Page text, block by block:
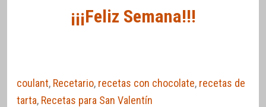
¡¡¡Feliz Semana!!!
coulant, Recetario, recetas con chocolate, recetas de
tarta, Recetas para San Valentín